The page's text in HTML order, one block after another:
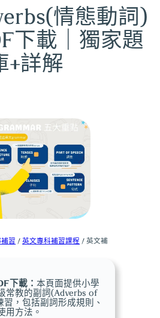
情態動詞)
下載｜獨家題
+詳解
習 /英文專科補習課程 / 英文補
下載： 本頁面提供小學
常教的副詞(Adverbs of
，包括副詞形成規則、
用方法。